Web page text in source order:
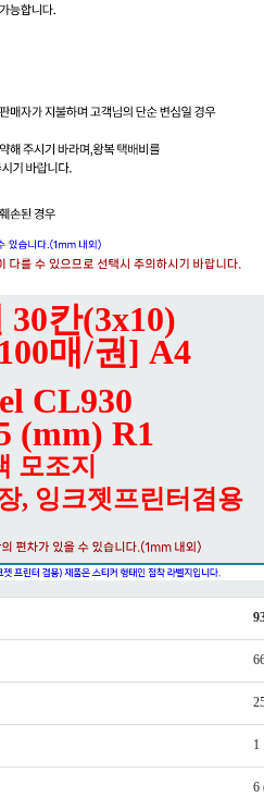
30칸(3x10)
매/권] A4
CL930
(mm) R1
모조지
, 잉크젯프린터겸용
1
6